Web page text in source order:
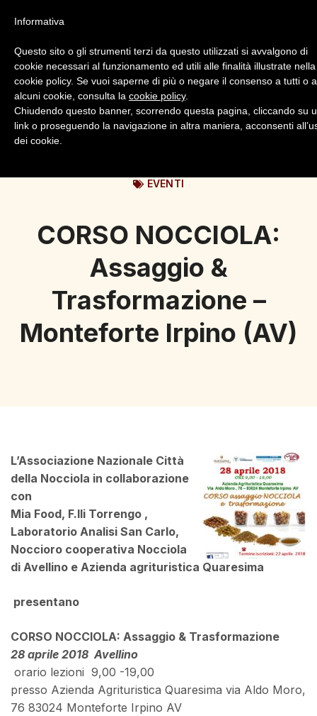
Login Registrazione
EVENTI
CORSO NOCCIOLA:
Assaggio &
Trasformazione –
Monteforte Irpino (AV)
L’Associazione Nazionale Città
della Nocciola in collaborazione
con
Mia Food, F.lli Torrengo ,
Laboratorio Analisi San Carlo,
Noccioro cooperativa Nocciola
di Avellino e Azienda agrituristica Quaresima
presentano
CORSO NOCCIOLA: Assaggio & Trasformazione
28 aprile 2018 Avellino
orario lezioni 9,00 -19,00
presso Azienda Agrituristica Quaresima via Aldo Moro,
76 83024 Monteforte Irpino AV
Informativa
Questo sito o gli strumenti terzi da questo utilizzati si avvalgono di
cookie necessari al funzionamento ed utili alle finalità illustrate nella
cookie policy. Se vuoi saperne di più o negare il consenso a tutti o
alcuni cookie, consulta la cookie policy.
Chiudendo questo banner, scorrendo questa pagina, cliccando su
link o proseguendo la navigazione in altra maniera, acconsenti
dei cookie.